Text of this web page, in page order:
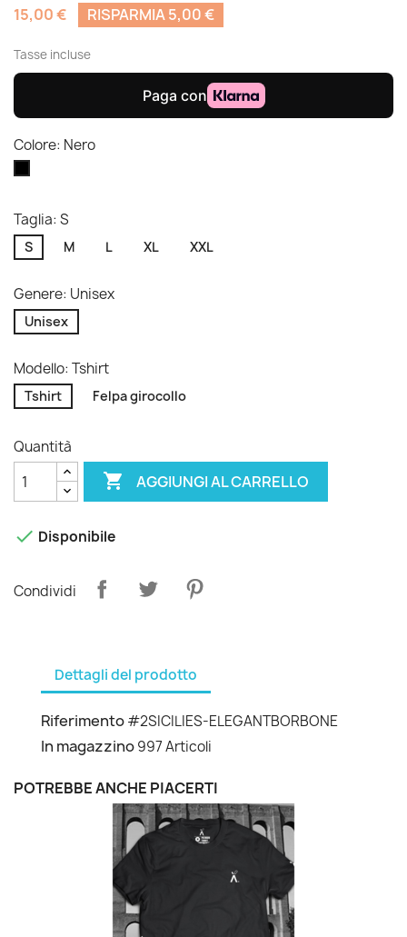
15,00 €
RISPARMIA 5,00 €
Tasse incluse
Colore: Nero
Taglia: S
S M L XL XXL
Genere: Unisex
Unisex
Modello: Tshirt
Tshirt Felpa girocollo
Quantità
 AGGIUNGI AL CARRELLO
 Disponibile
Condividi
Dettagli del prodotto
Riferimento#2SICILIES-ELEGANTBORBONE
In magazzino997 Articoli
POTREBBE ANCHE PIACERTI